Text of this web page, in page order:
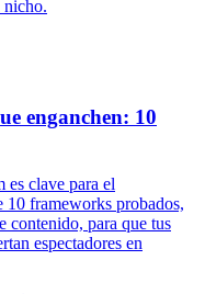
nicho.
enganchen: 10
es clave para el
10 frameworks probados,
contenido, para que tus
espectadores en